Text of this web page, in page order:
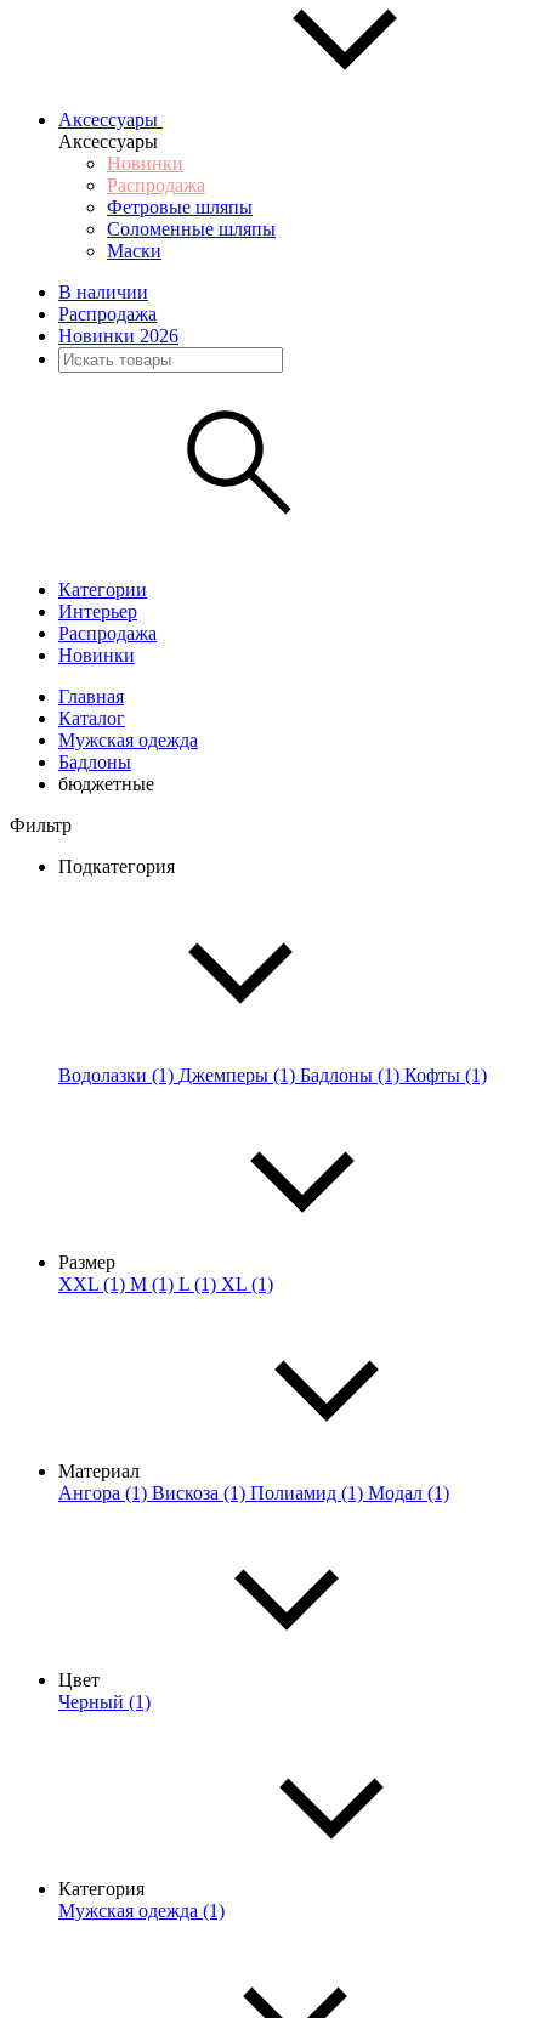
Аксессуары
Аксессуары
Новинки
Распродажа
Фетровые шляпы
Соломенные шляпы
Маски
В наличии
Распродажа
Новинки 2026
Категории
Интерьер
Распродажа
Новинки
Главная
Каталог
Мужская одежда
Бадлоны
бюджетные
Фильтр
Подкатегория
Водолазки (1) Джемперы (1) Бадлоны (1) Кофты (1)
Размер
XXL (1) M (1) L (1) XL (1)
Материал
Ангора (1) Вискоза (1) Полиамид (1) Модал (1)
Цвет
Черный (1)
Категория
Мужская одежда (1)